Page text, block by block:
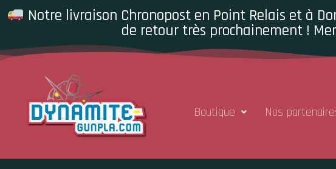
Notre livraison Chronopost en Point Relais et à
de retour très prochainement !
Boutique Nos